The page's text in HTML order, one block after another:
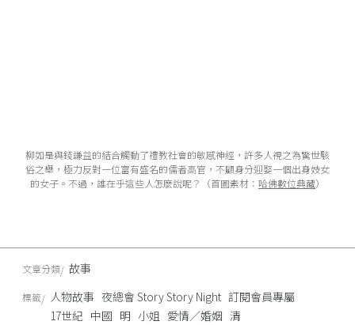
柳如是與錢謙益的結合觸動了禮教社會的敏感神經，許多人視之為驚世駭
俗之舉，極力反對一位富有盛名的儒者高官，不顧身分迎娶一個出身妓女
的女子。不過，誰在乎這些人怎麼說呢？（首圖素材： 哈佛數位典藏）
文章分類 故事
標籤 人物故事 夜總會 Story Story Night 訂閱會員專屬
17世紀 中國 明 小姐 愛情／婚姻 清